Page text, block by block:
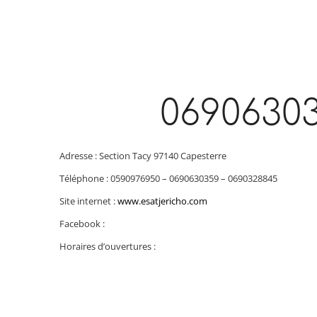
Adresse : Section Tacy 97140 Capesterre
Téléphone : 0590976950 – 0690630359 – 0690328845
Site internet :www.esatjericho.com
Facebook :
Horaires d’ouvertures :